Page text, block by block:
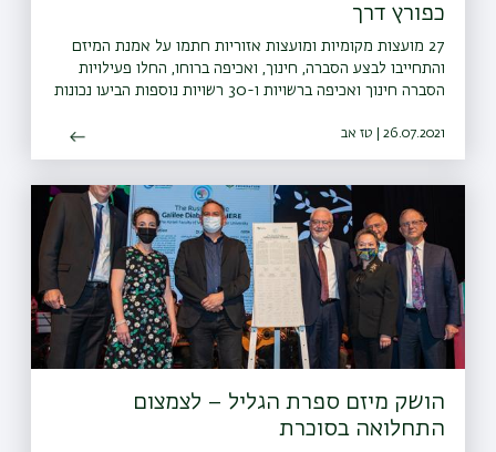
כפורץ דרך
27 מועצות מקומיות ומועצות אזוריות חתמו על אמנת המיזם
והתחייבו לבצע הסברה, חינוך, ואכיפה ברוחו, החלו פעילויות
הסברה חינוך ואכיפה ברשויות ו-30 רשויות נוספות הביעו נכונות
26.07.2021 | טז אב
הושק מיזם ספרת הגליל – לצמצום
התחלואה בסוכרת